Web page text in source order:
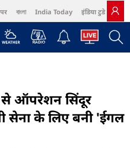
বাংলা India Today इंडिया टुडे हिंदी
Harper's Bazaar Northeast
से ऑपरेशन सिंदूर
सेना के लिए बनी 'ईगल